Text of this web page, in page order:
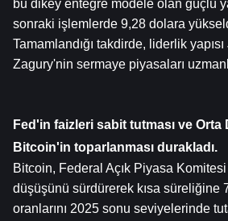
bu dikey entegre modele olan güçlü
sonraki işlemlerde 9,28 dolara
Tamamlandığı takdirde, liderlik
Zagury'nin sermaye piyasaları
Fed'in faizleri sabit tutması ve
Bitcoin'in toparlanması durakladı.
Bitcoin, Federal Açık Piyasa Komitesi
düşüşünü sürdürerek kısa süreliğine
oranlarını 2025 sonu seviyelerinde